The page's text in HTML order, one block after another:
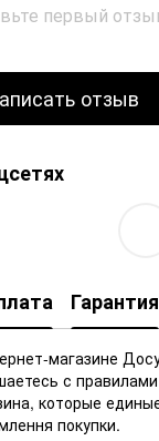
первый
отзыв
Гарантия
магазине
с
которые
покупки.